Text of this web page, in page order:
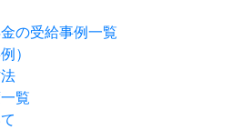
の受給事例一覧
）
覧